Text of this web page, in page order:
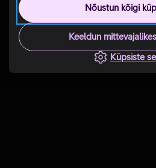
Nõustun kõigi
Keeldun
Küpsiste